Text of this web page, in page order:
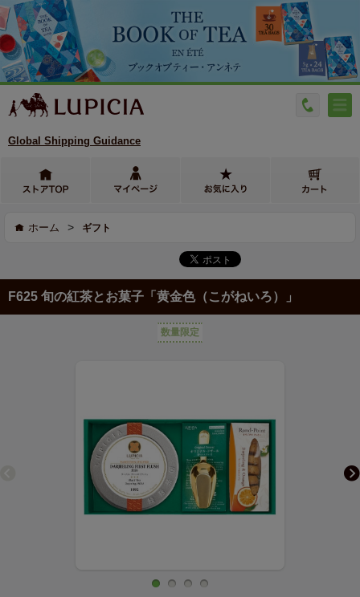
Global Shipping Guidance
ホーム > ギフト
F625 旬の紅茶とお菓子「黄金色（こがねいろ）」
数量限定